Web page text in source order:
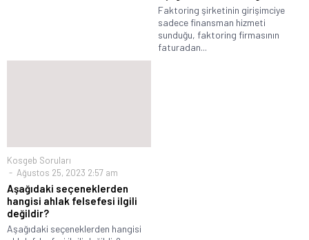
Faktoring şirketinin girişimciye
sadece finansman hizmeti
sunduğu, faktoring firmasının
faturadan...
Kosgeb Soruları
Ağustos 25, 2023 2:57 am
Aşağıdaki seçeneklerden
hangisi ahlak felsefesi ilgili
değildir?
Aşağıdaki seçeneklerden hangisi